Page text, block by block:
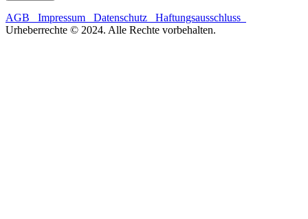
AGB Impressum Datenschutz Haftungsausschluss
Urheberrechte © 2024. Alle Rechte vorbehalten.